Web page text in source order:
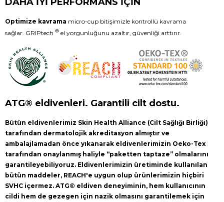
Optimize kavrama micro-cup bitişimizle kontrollü kavrama
sağlar. GRIPtech ® el yorgunluğunu azaltır, güvenliği arttırır.
ATG® eldivenleri. Garantili cilt dostu.
Bütün eldivenlerimiz Skin Health Alliance (Cilt Sağlığı Birliği)
tarafından dermatolojik akreditasyon almıştır ve
ambalajlamadan önce yıkanarak eldivenlerimizin Oeko-Tex
tarafından onaylanmış haliyle “paketten taptaze” olmalarını
garantileyebiliyoruz. Eldivenlerimizin üretiminde kullanılan
bütün maddeler, REACH'e uygun olup ürünlerimizin hiçbiri
SVHC içermez. ATG® eldiven deneyiminin, hem kullanıcının
cildi hem de gezegen için nazik olmasını garantilemek için